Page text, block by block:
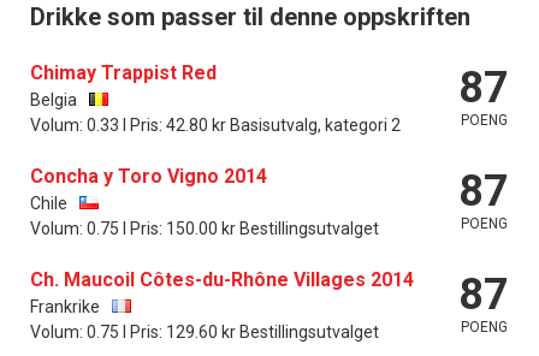
Drikke som passer til denne oppskriften
Chimay Trappist Red
Belgia
Volum: 0.33 l Pris: 42.80 kr Basisutvalg, kategori 2
87
POENG
Concha y Toro Vigno 2014
Chile
Volum: 0.75 l Pris: 150.00 kr Bestillingsutvalget
87
POENG
Ch. Maucoil Côtes-du-Rhône Villages 2014
Frankrike
Volum: 0.75 l Pris: 129.60 kr Bestillingsutvalget
87
POENG